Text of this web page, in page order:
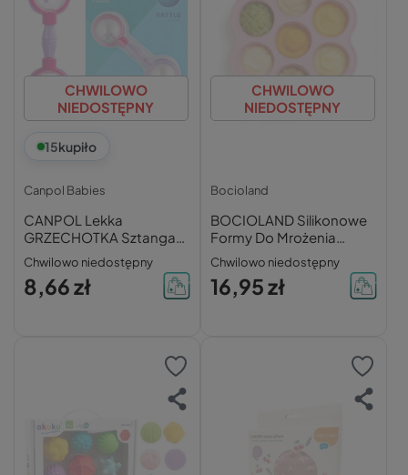
CHWILOWO
NIEDOSTĘPNY
15kupiło
Canpol Babies
CANPOL Lekka
GRZECHOTKA Sztanga
Dla Niemowląt RÓŻOWA
Fioletowa 0m+ 2/606
Chwilowo niedostępny
8,66 zł
CHWILOWO
NIEDOSTĘPNY
Bocioland
BOCIOLAND Silikonowe
Formy Do Mrożenia
Jedzenia Foremki
Przechowywania
Chwilowo niedostępny
16,95 zł